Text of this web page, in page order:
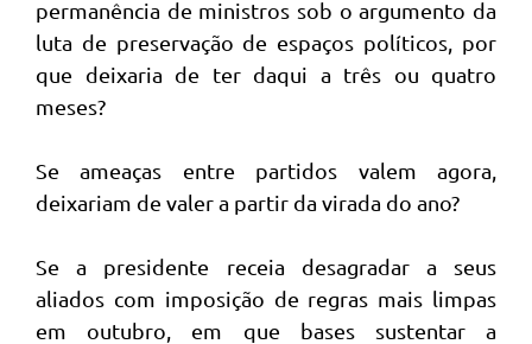
permanência de ministros sob o argumento da
luta de preservação de espaços políticos, por
que deixaria de ter daqui a três ou quatro
meses?
Se ameaças entre partidos valem agora,
deixariam de valer a partir da virada do ano?
Se a presidente receia desagradar a seus
aliados com imposição de regras mais limpas
em outubro, em que bases sustentar a